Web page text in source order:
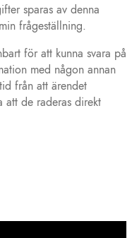
sparas av denna
frågeställning.
för att kunna svara på
med någon annan
från att ärendet
att de raderas direkt